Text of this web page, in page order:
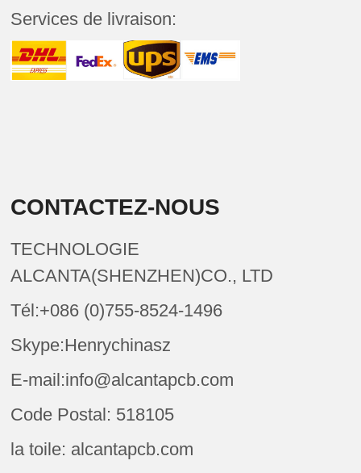
Services de livraison:
CONTACTEZ-NOUS
TECHNOLOGIE
ALCANTA(SHENZHEN)CO., LTD
Tél:+086 (0)755-8524-1496
Skype:Henrychinasz
E-mail:info@alcantapcb.com
Code Postal: 518105
la toile: alcantapcb.com